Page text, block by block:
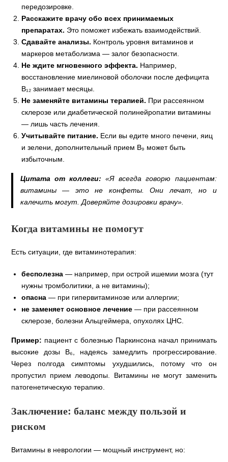
передозировке.
Расскажите врачу обо всех принимаемых
препаратах. Это поможет избежать взаимодействий.
Сдавайте анализы. Контроль уровня витаминов и
маркеров метаболизма — залог безопасности.
Не ждите мгновенного эффекта. Например,
восстановление миелиновой оболочки после дефицита
В₁₂ занимает месяцы.
Не заменяйте витамины терапией. При рассеянном
склерозе или диабетической полинейропатии витамины
— лишь часть лечения.
Учитывайте питание. Если вы едите много печени, яиц
и зелени, дополнительный прием В₉ может быть
избыточным.
Цитата от коллеги: «Я всегда говорю пациентам:
витамины — это не конфеты. Они лечат, но и
калечить могут. Доверяйте дозировки врачу».
Когда витамины не помогут
Есть ситуации, где витаминотерапия:
бесполезна — например, при острой ишемии мозга (тут
нужны тромболитики, а не витамины);
опасна — при гипервитаминозе или аллергии;
не заменяет основное лечение — при рассеянном
склерозе, болезни Альцгеймера, опухолях ЦНС.
Пример: пациент с болезнью Паркинсона начал принимать
высокие дозы В₆, надеясь замедлить прогрессирование.
Через полгода симптомы ухудшились, потому что он
пропустил прием леводопы. Витамины не могут заменить
патогенетическую терапию.
Заключение: баланс между пользой и
риском
Витамины в неврологии — мощный инструмент, но: